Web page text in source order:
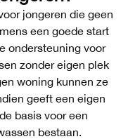
jongeren die geen
een goede start
ondersteuning voor
zonder eigen plek
woning kunnen ze
geeft een eigen
basis voor een
bestaan.